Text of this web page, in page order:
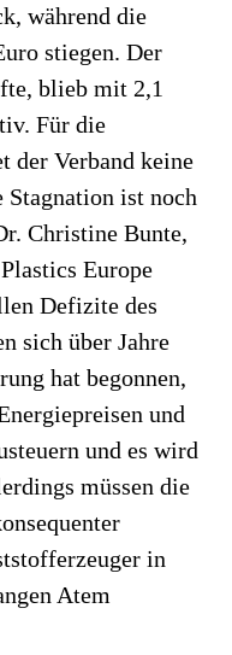
während die
stiegen. Der
blieb mit 2,1
Für die
der Verband keine
Stagnation ist noch
Christine Bunte,
Europe
Defizite des
sich über Jahre
hat begonnen,
und
und es wird
müssen die
in
Atem